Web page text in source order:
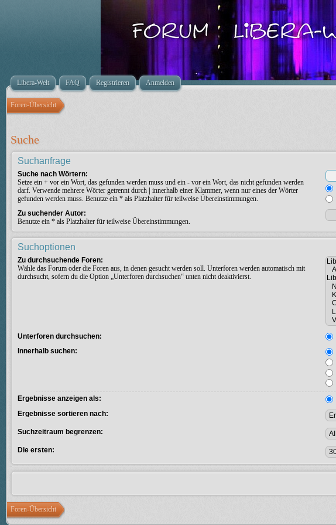
Libera-Welt FAQ Registrieren Anmelden
Foren-Übersicht
Suche
Suchanfrage
Suche nach Wörtern:
Setze ein + vor ein Wort, das gefunden werden muss und ein - vor ein Wort, das nicht gefunden werden
darf. Verwende mehrere Wörter getrennt durch
innerhalb einer Klammer, wenn nur eines der Wörter
gefunden werden muss. Benutze ein * als Platzhalter für teilweise Übereinstimmungen.
Zu suchender Autor:
Benutze ein * als Platzhalter für teilweise Übereinstimmungen.
Suchoptionen
Zu durchsuchende Foren:
Wähle das Forum oder die Foren aus, in denen gesucht werden soll. Unterforen werden automatisch mit
durchsucht, sofern du die Option „Unterforen durchsuchen“ unten nicht deaktivierst.
Unterforen durchsuchen:
Innerhalb suchen:
Ergebnisse anzeigen als:
Ergebnisse sortieren nach:
Suchzeitraum begrenzen:
Die ersten:
Foren-Übersicht